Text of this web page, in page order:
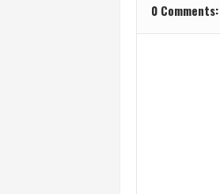
0 Comments: